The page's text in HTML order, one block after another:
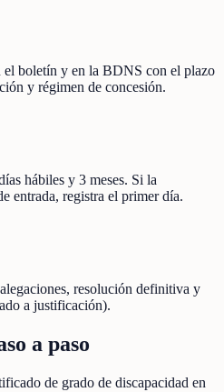
el boletín y en la BDNS con el plazo
y régimen de concesión.
hábiles y 3 meses. Si la
entrada, registra el primer día.
resolución definitiva y
a justificación).
a paso
de grado de discapacidad en